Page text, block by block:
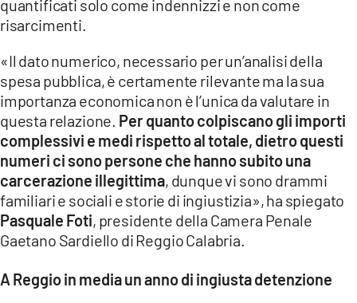
quantificati solo come indennizzi e non come
risarcimenti.
«Il dato numerico, necessario per un’analisi della
spesa pubblica, è certamente rilevante ma la sua
importanza economica non è l’unica da valutare in
questa relazione. Per quanto colpiscano gli importi
complessivi e medi rispetto al totale, dietro questi
numeri ci sono persone che hanno subito una
carcerazione illegittima, dunque vi sono drammi
familiari e sociali e storie di ingiustizia», ha spiegato
Pasquale Foti, presidente della Camera Penale
Gaetano Sardiello di Reggio Calabria.
A Reggio in media un anno di ingiusta detenzione